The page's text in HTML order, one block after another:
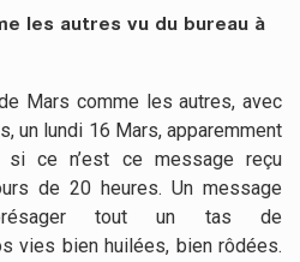
les autres vu du bureau à
Mars comme les autres, avec
un lundi 16 Mars, apparemment
ce n’est ce message reçu
de 20 heures. Un message
tout un tas de
vies bien huilées, bien rôdées.